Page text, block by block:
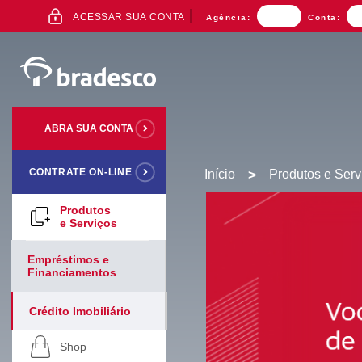
ABRA SUA CONTA
CONTRATE ON-LINE
Produtos
e Serviços
Empréstimos e
Financiamentos
Crédito Imobiliário
Shop
Mais buscados
Início > Produtos e
ACESSO
AO
ACESSAR SUA CONTA Agência: Conta: